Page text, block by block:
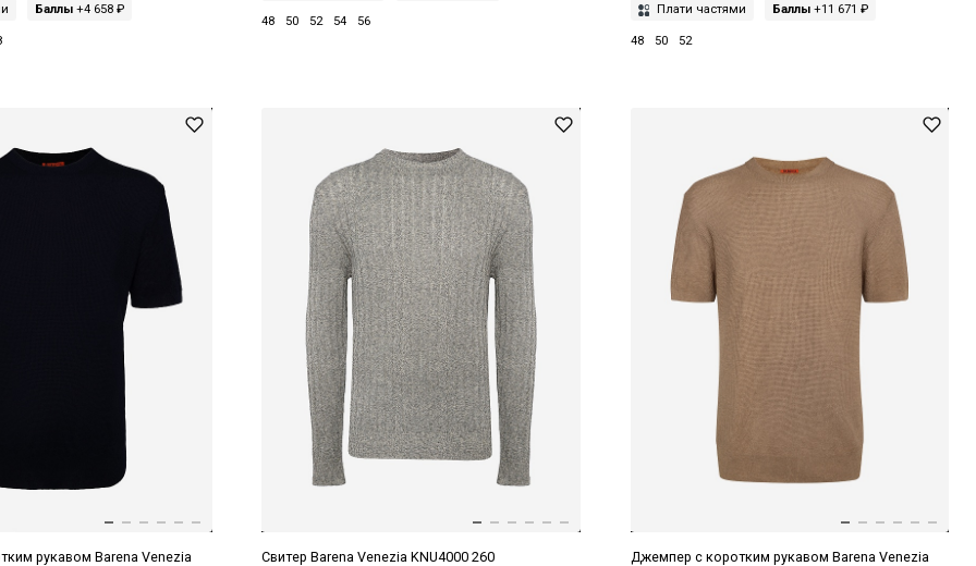
Баллы +4 658 ₽
48 50 52 54 56
Плати частями Баллы+11 671 ₽
48 50 52
рукавом Barena Venezia
Свитер Barena Venezia KNU4000 260
Джемпер с коротким рукавом Barena Venezia